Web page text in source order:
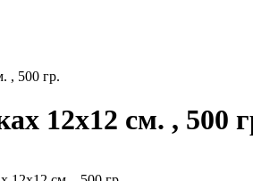
, 500 гр.
12х12 см. , 500